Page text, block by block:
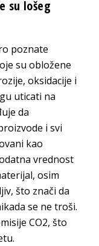
su lošeg
poznate
su obložene
oksidacije i
uticati na
da
i svi
kao
vrednost
osim
što znači da
se ne troši.
CO2, što